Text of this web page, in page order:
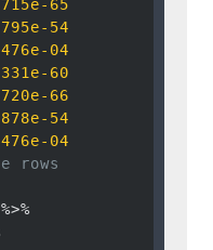
65
54
04
60
66
54
04
rows